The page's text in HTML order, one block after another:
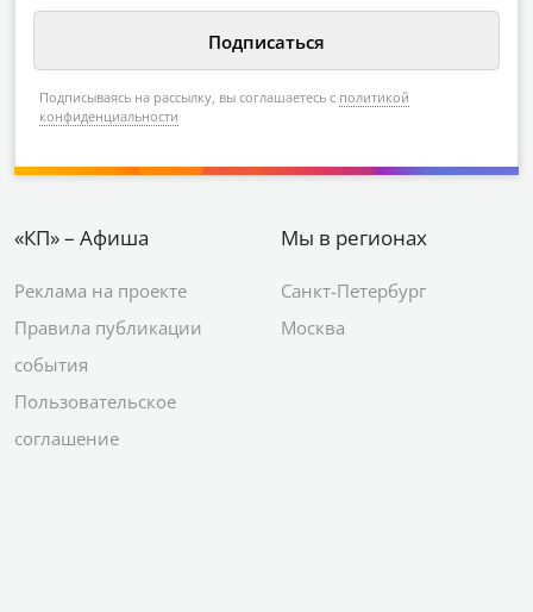
Подписываясь на рассылку, вы соглашаетесь с политикой
конфиденциальности
«КП» – Афиша
Реклама на проекте
Правила публикации
события
Пользовательское
соглашение
Мы в регионах
Санкт-Петербург
Москва